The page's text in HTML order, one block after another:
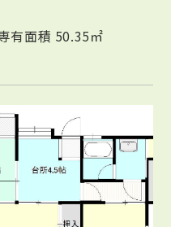
有面積 50.35㎡